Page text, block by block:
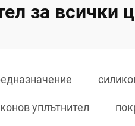
за всички
уплътнител